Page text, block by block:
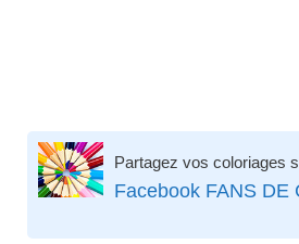
Partagez vos coloriages
Facebook FANS DE